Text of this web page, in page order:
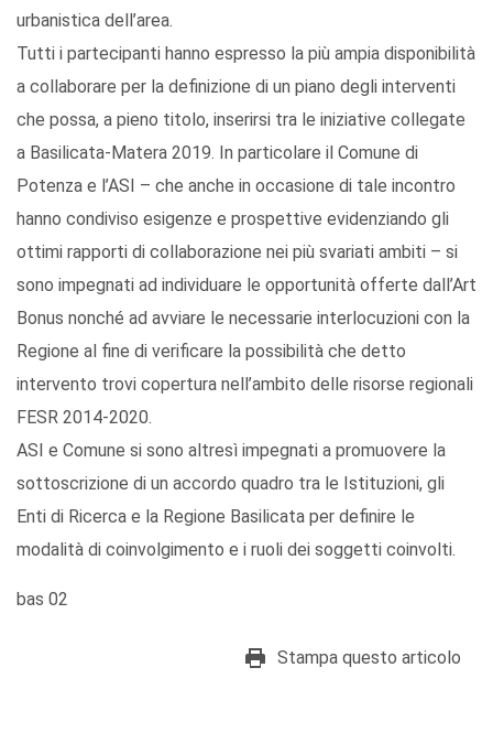
urbanistica dell’area.
Tutti i partecipanti hanno espresso la più ampia disponibilità
a collaborare per la definizione di un piano degli interventi
che possa, a pieno titolo, inserirsi tra le iniziative collegate
a Basilicata-Matera 2019. In particolare il Comune di
Potenza e l’ASI – che anche in occasione di tale incontro
hanno condiviso esigenze e prospettive evidenziando gli
ottimi rapporti di collaborazione nei più svariati ambiti – si
sono impegnati ad individuare le opportunità offerte dall’Art
Bonus nonché ad avviare le necessarie interlocuzioni con la
Regione al fine di verificare la possibilità che detto
intervento trovi copertura nell’ambito delle risorse regionali
FESR 2014-2020.
ASI e Comune si sono altresì impegnati a promuovere la
sottoscrizione di un accordo quadro tra le Istituzioni, gli
Enti di Ricerca e la Regione Basilicata per definire le
modalità di coinvolgimento e i ruoli dei soggetti coinvolti.
bas 02
Stampa questo articolo